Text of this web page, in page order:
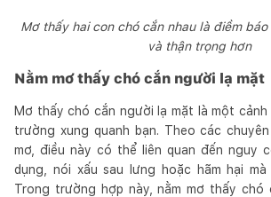
Mơ thấy hai con chó cắn nhau là điềm
và thận trọng hơn
Nằm mơ thấy chó cắn người lạ mặt
Mơ thấy chó cắn người lạ mặt là một cảnh
trường xung quanh bạn. Theo các
mơ, điều này có thể liên quan đến nguy
dụng, nói xấu sau lưng hoặc hãm hại
Trong trường hợp này, nằm mơ thấy chó